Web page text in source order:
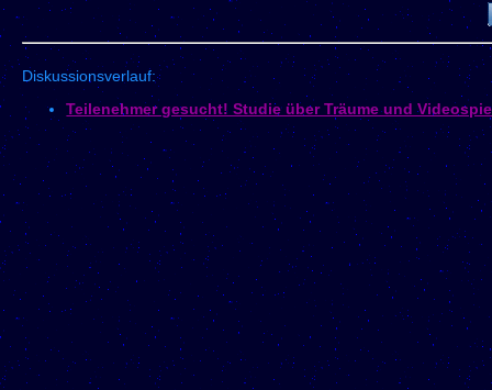
Diskussionsverlauf:
Teilenehmer gesucht! Studie über Träume und